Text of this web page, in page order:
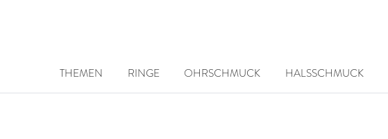
THEMEN RINGE OHRSCHMUCK HALSSCHMUCK